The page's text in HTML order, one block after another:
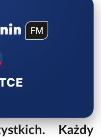
Każdy